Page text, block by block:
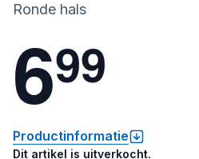
Ronde hals
699
Productinformatie
Dit artikel is uitverkocht.